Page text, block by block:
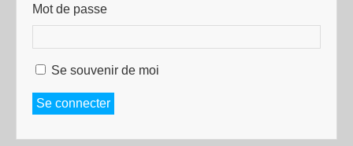
Mot de passe
Se souvenir de moi
Se connecter